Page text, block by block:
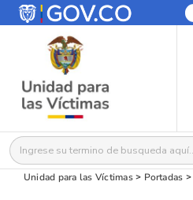
Buscar:
Unidad para las Víctimas> Portadas >